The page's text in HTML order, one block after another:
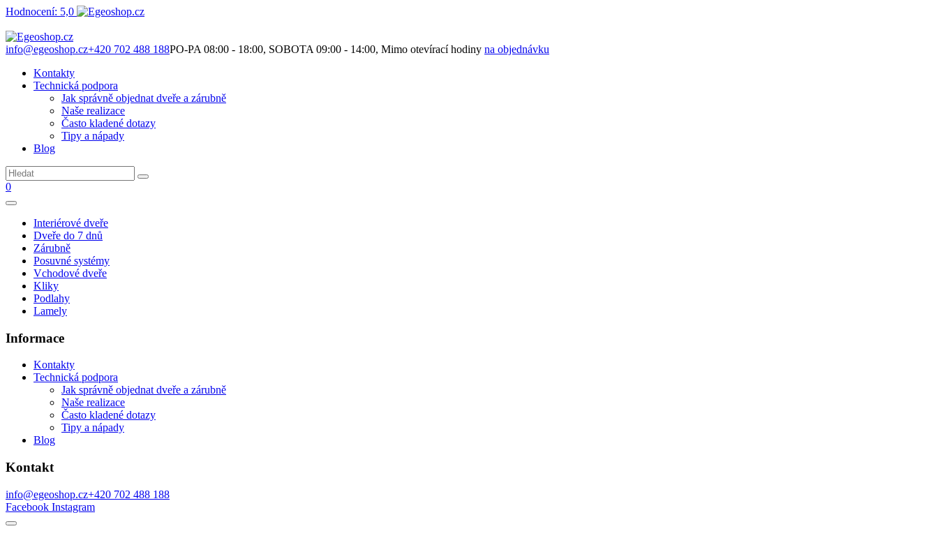
Hodnocení: 5,0
info@egeoshop.cz+420 702 488 188PO-PA 08:00 - 18:00, SOBOTA 09:00 - 14:00, Mimo otevírací hodiny na objednávku
Kontakty
Technická podpora
Jak správně objednat dveře a zárubně
Naše realizace
Často kladené dotazy
Tipy a nápady
Blog
0
Interiérové dveře
Dveře do 7 dnů
Zárubně
Posuvné systémy
Vchodové dveře
Kliky
Podlahy
Lamely
Informace
Kontakty
Technická podpora
Jak správně objednat dveře a zárubně
Naše realizace
Často kladené dotazy
Tipy a nápady
Blog
Kontakt
info@egeoshop.cz+420 702 488 188
Facebook Instagram